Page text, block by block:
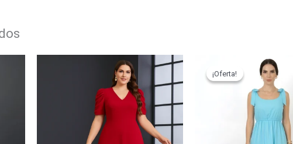
¡Oferta!
¡Oferta!